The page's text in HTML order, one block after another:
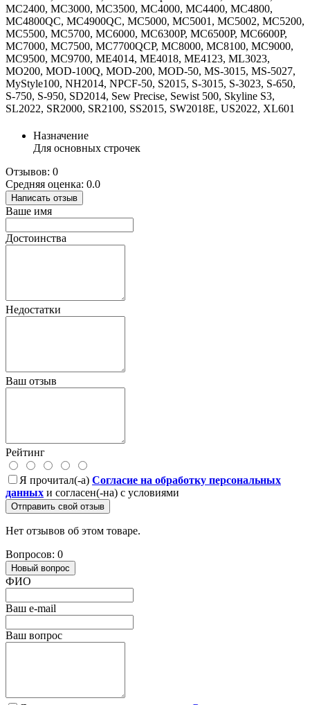
MC2400, MC3000, MC3500, MC4000, MC4400, MC4800,
MC4800QC, MC4900QC, MC5000, MC5001, MC5002, MC5200,
MC5500, MC5700, MC6000, MC6300P, MC6500P, MC6600P,
MC7000, MC7500, MC7700QCP, MC8000, MC8100, MC9000,
MC9500, MC9700, ME4014, ME4018, ME4123, ML3023,
MO200, MOD-100Q, MOD-200, MOD-50, MS-3015, MS-5027,
MyStyle100, NH2014, NPCF-50, S2015, S-3015, S-3023, S-650,
S-750, S-950, SD2014, Sew Precise, Sewist 500, Skyline S3,
SL2022, SR2000, SR2100, SS2015, SW2018E, US2022, XL601
Назначение
Для основных строчек
Отзывов: 0
Средняя оценка: 0.0
Написать отзыв
Ваше имя
Достоинства
Недостатки
Ваш отзыв
Рейтинг
Я прочитал(-а) Согласие на обработку персональных
данных и согласен(-на) с условиями
Отправить свой отзыв
Нет отзывов об этом товаре.
Вопросов: 0
Новый вопрос
ФИО
Ваш e-mail
Ваш вопрос